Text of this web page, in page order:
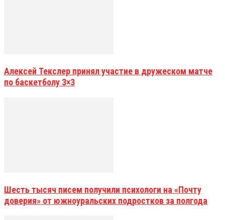
Алексей Текслер принял участие в дружеском матче
по баскетболу 3×3
Шесть тысяч писем получили психологи на «Почту
доверия» от южноуральских подростков за полгода